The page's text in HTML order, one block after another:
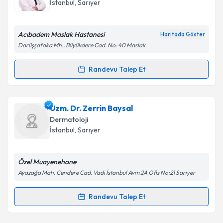
Kişisel verilerimin işlenmesine ilişkin
Metni'ni okudum ve kişisel verilerimin belirtilen
Takvim Talebini Gönder
İstanbul, Sarıyer
Acıbadem Maslak Hastanesi Haritada Göster
Darüşşafaka Mh., Büyükdere Cad. No: 40 Maslak
Randevu Talep Et
Randevu Takvimi Talebi
Prof. Dr. Deniz Demircioğluiçin randevu takvimi
talebi oluşturun. Size bu uzmandan randevu almanız
için bir takvim hazırlandığında e-posta ile
Kişisel verilerimin işlenmesine ilişkinAydınlatma
Uzm. Dr. Zerrin Baysal
Dermatoloji
İstanbul, Sarıyer
Özel Muayenehane
Ayazağa Mah. Cendere Cad. Vadi İstanbul Avm 2A Ofis No:21 Sarıyer
Randevu Talep Et
Randevu Takvimi Talebi